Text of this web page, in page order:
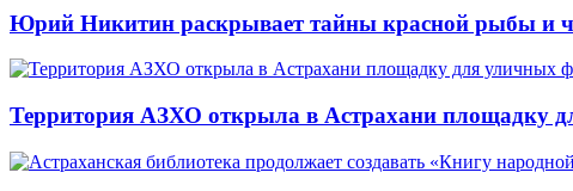
Юрий Никитин раскрывает тайны красной рыбы и
Территория АЗХО открыла в Астрахани площадку